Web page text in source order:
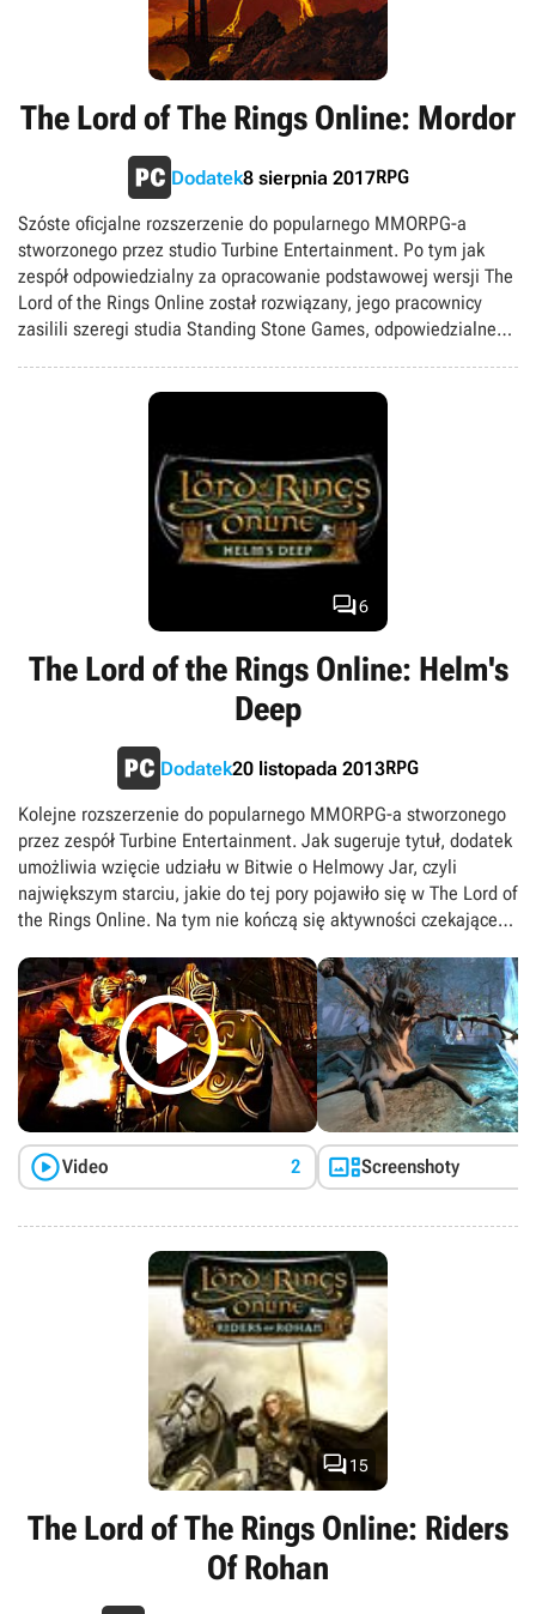
The Lord of The Rings Online: Mordor
Dodatek8 sierpnia 2017RPG
Szóste oficjalne rozszerzenie do popularnego MMORPG-a
stworzonego przez studio Turbine Entertainment. Po tym jak
zespół odpowiedzialny za opracowanie podstawowej wersji The
Lord of the Rings Online został rozwiązany, jego pracownicy
zasilili szeregi studia Standing Stone Games, odpowiedzialnego
przebywa Sauron – władca ciemności. Do dyspozycji graczy
Gorgor, Dolina Udun, twierdza Barad-dur oraz Czarna Brama; na
tle czekających na odwiedzenie miejsc błyszczy Erebor, czyli
kraina Krasnoludów znana z powieści Hobbit oraz jej
ekranizacji. The Lord of the Rings Online: Mordor zawiera ponad
trzysta nowych zadań, podnosi maksymalny poziom postaci do
115, a także wprowadza do rozgrywki pachnące świeżością
przedmioty oraz artefakty. Dopełnieniem nowości jest kolejna
przedmiotów, dzięki któremu na drodze handlu lub barteru
można zdobyć unikalne ulepszenia dla swojego ekwipunku.
Listę zmian zamyka nowy system sojuszniczy, dzięki któremu
gracz może dołączyć do dowolnej frakcji celem odbicia terenów
należących do Mordoru, w zamian otrzymując dodatkowe
bonusy oraz unikalne wyposażenie.
6
The Lord of the Rings Online: Helm's
Deep
Dodatek20 listopada 2013RPG
Kolejne rozszerzenie do popularnego MMORPG-a stworzonego
przez zespół Turbine Entertainment. Jak sugeruje tytuł, dodatek
umożliwia wzięcie udziału w Bitwie o Helmowy Jar, czyli
największym starciu, jakie do tej pory pojawiło się w The Lord of
the Rings Online. Na tym nie kończą się aktywności czekające
zachodniego Rohanu, pozwalając zwiedzić między innymi
twierdzę Dunharrow oraz miasto Edoras, gdzie wspomagamy
króla Theodena w odzyskaniu pełni władzy; w toku przygody
spotykamy również inne postacie znane z książek i filmów, na
czele z Aragornem, Eowiną czy Eomerem. Dzięki The Lord of the
Rings Online: Helm's Deep gracze mogą rozwinąć prowadzoną
przez siebie postać aż do 95 poziomu doświadczenia, zdobyć
nowe umiejętności oraz sprawdzić ulepszone specjalizacje dla
każdej z klas. Zmiany nie ominęły także systemu walki, przez co
bojowy bohatera.

Video 2 Screenshoty
15
The Lord of The Rings Online: Riders
Of Rohan